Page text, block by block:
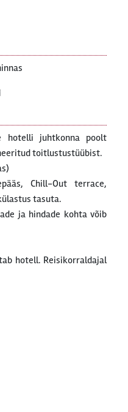
hotelli juhtkonna poolt
toitlustustüübist.
Chill-Out terrace,
tasuta.
ja hindade kohta võib
hotell. Reisikorraldajal